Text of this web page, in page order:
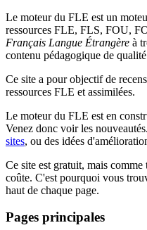
Le moteur du FLE est un
ressources FLE, FLS, FOU,
Français Langue Étrangère à
contenu pédagogique de
Ce site a pour objectif de
ressources FLE et assimilées.
Le moteur du FLE est en
Venez donc voir les
sites, ou des idées
Ce site est gratuit, mais
coûte. C'est pourquoi vous
haut de chaque page.
Pages principales